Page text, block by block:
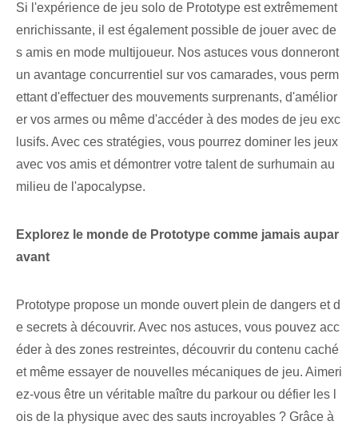
Si l'expérience de jeu solo de Prototype est extrêmement
enrichissante, il est également possible de jouer avec de
s amis en mode multijoueur. Nos astuces vous donneront
un avantage concurrentiel sur vos camarades, vous perm
ettant d'effectuer des mouvements surprenants, d'amélior
er vos armes ou même d'accéder à des modes de jeu exc
lusifs. Avec ces stratégies, vous pourrez dominer les jeux
avec vos amis et démontrer votre talent de surhumain au
milieu de l'apocalypse.
Explorez le monde de Prototype comme jamais aupar
avant
Prototype propose un monde ouvert plein de dangers et d
e secrets à découvrir. Avec nos astuces, vous pouvez acc
éder à des zones restreintes, découvrir du contenu caché
et même essayer de nouvelles mécaniques de jeu. Aimeri
ez-vous être un véritable maître du parkour ou défier les l
ois de la physique avec des sauts incroyables ? Grâce à